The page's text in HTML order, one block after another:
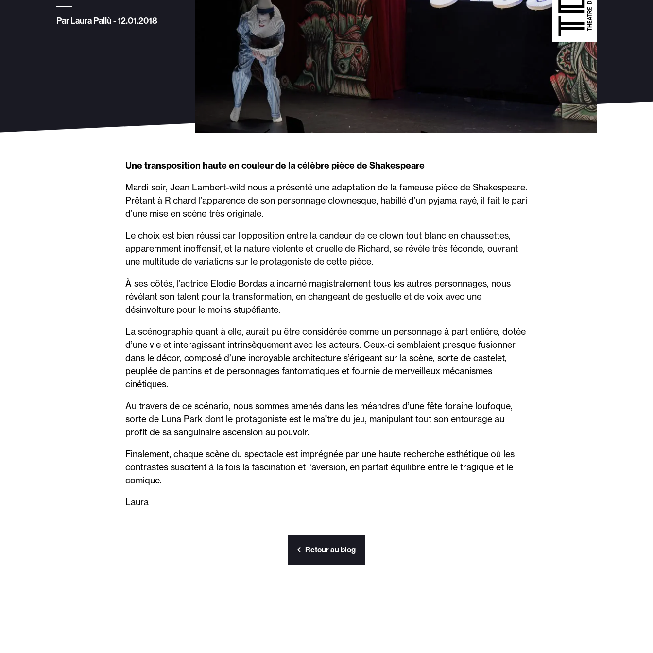
Par Laura Pallù - 12.01.2018
Une transposition haute en couleur de la célèbre pièce de Shakespeare
Mardi soir, Jean Lambert-wild nous a présenté une adaptation de la fameuse pièce de Shakespeare.
Prêtant à Richard l’apparence de son personnage clownesque, habillé d’un pyjama rayé, il fait le pari
d’une mise en scène très originale.
Le choix est bien réussi car l’opposition entre la candeur de ce clown tout blanc en chaussettes,
apparemment inoffensif, et la nature violente et cruelle de Richard, se révèle très féconde, ouvrant
une multitude de variations sur le protagoniste de cette pièce.
À ses côtés, l’actrice Elodie Bordas a incarné magistralement tous les autres personnages, nous
révélant son talent pour la transformation, en changeant de gestuelle et de voix avec une
désinvolture pour le moins stupéfiante.
La scénographie quant à elle, aurait pu être considérée comme un personnage à part entière, dotée
d’une vie et interagissant intrinsèquement avec les acteurs. Ceux-ci semblaient presque fusionner
dans le décor, composé d’une incroyable architecture s’érigeant sur la scène, sorte de castelet,
peuplée de pantins et de personnages fantomatiques et fournie de merveilleux mécanismes
cinétiques.
Au travers de ce scénario, nous sommes amenés dans les méandres d’une fête foraine loufoque,
sorte de Luna Park dont le protagoniste est le maître du jeu, manipulant tout son entourage au
profit de sa sanguinaire ascension au pouvoir.
Finalement, chaque scène du spectacle est imprégnée par une haute recherche esthétique où les
contrastes suscitent à la fois la fascination et l’aversion, en parfait équilibre entre le tragique et le
comique.
Laura
Retour au blog